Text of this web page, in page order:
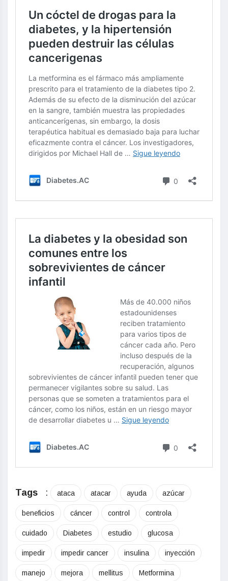
Tags : ataca atacar ayuda azúcar
beneficios cáncer control controla
cuidado Diabetes estudio glucosa
impedir impedir cancer insulina inyección
manejo mejora mellitus Metformina